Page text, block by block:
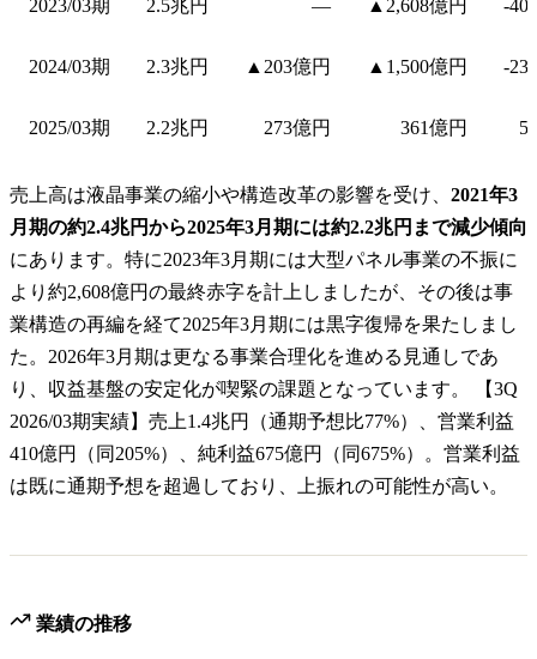
2023/03期 2.5兆円 — ▲2,608億円 -
2024/03期 2.3兆円 ▲203億円 ▲1,500億円 -
2025/03期 2.2兆円 273億円 361億円
売上高は液晶事業の縮小や構造改革の影響を受け、 2021年3
月期の約2.4兆円から2025年3月期には約2.2兆円まで減少傾向
にあります。特に2023年3月期には大型パネル事業の不振に
より約2,608億円の最終赤字を計上しましたが、その後は事
業構造の再編を経て2025年3月期には黒字復帰を果たしまし
た。2026年3月期は更なる事業合理化を進める見通しであ
り、収益基盤の安定化が喫緊の課題となっています。 【3Q
2026/03期実績】売上1.4兆円（通期予想比77%）、営業利益
410億円（同205%）、純利益675億円（同675%）。営業利益
は既に通期予想を超過しており、上振れの可能性が高い。
業績の推移